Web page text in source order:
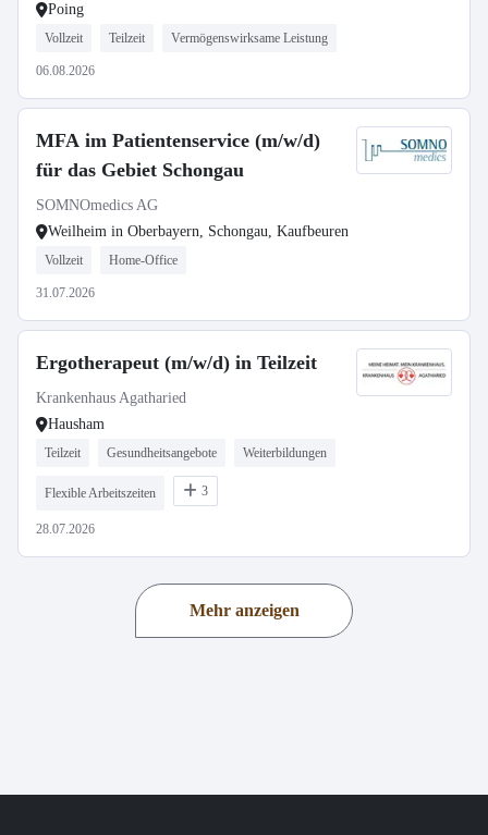
Poing
Vollzeit Teilzeit Vermögenswirksame Leistung
06.08.2026
MFA im Patientenservice (m/w/d)
für das Gebiet Schongau
SOMNOmedics AG
Weilheim in Oberbayern, Schongau, Kaufbeuren
Vollzeit Home-Office
31.07.2026
Ergotherapeut (m/w/d) in Teilzeit
Krankenhaus Agatharied
Hausham
Teilzeit Gesundheitsangebote Weiterbildungen
Flexible Arbeitszeiten 3
28.07.2026
Mehr anzeigen